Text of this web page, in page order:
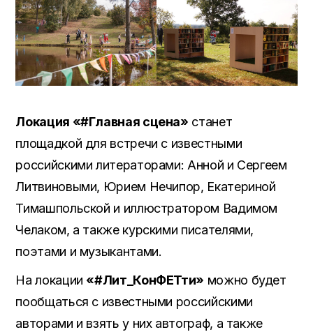
Локация «#Главная сцена» станет
площадкой для встречи с известными
российскими литераторами: Анной и Сергеем
Литвиновыми, Юрием Нечипор, Екатериной
Тимашпольской и иллюстратором Вадимом
Челаком, а также курскими писателями,
поэтами и музыкантами.
На локации «#Лит_КонФЕТти» можно будет
пообщаться с известными российскими
авторами и взять у них автограф, а также